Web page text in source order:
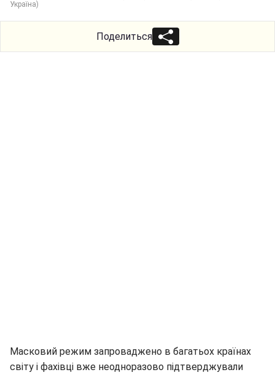
Україна)
Поделиться
Масковий режим запроваджено в багатьох країнах
світу і фахівці вже неодноразово підтверджували